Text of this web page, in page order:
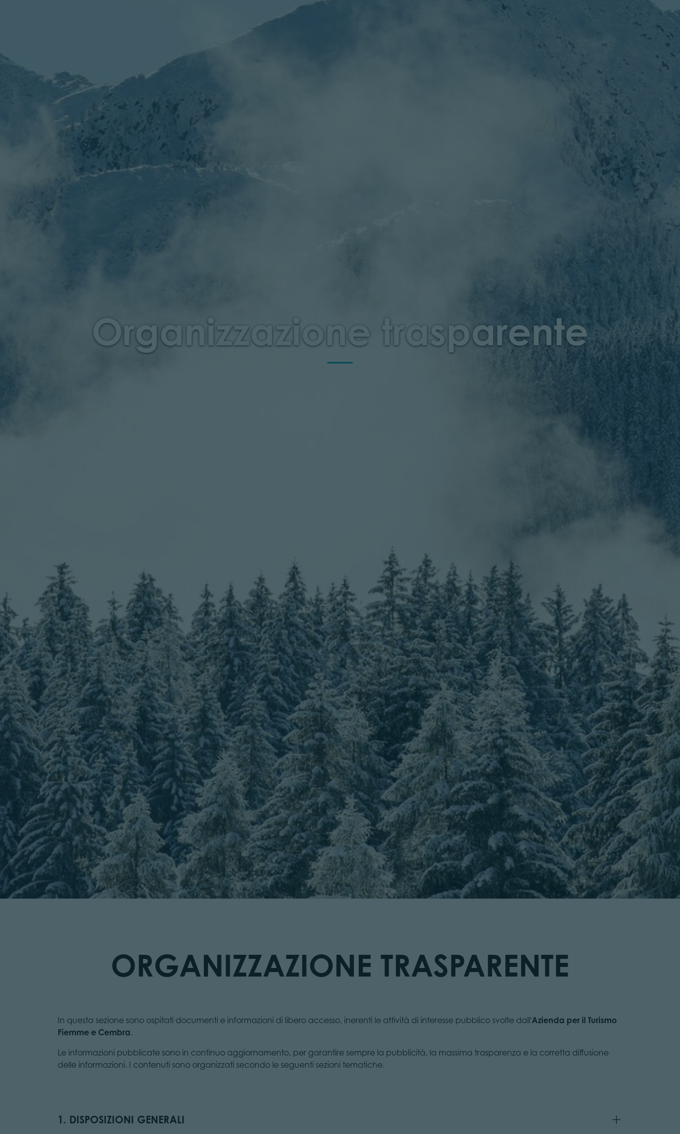
Organizzazione trasparente
ORGANIZZAZIONE TRASPARENTE
In questa sezione sono ospitati documenti e informazioni di libero accesso, inerenti le attività di interesse pubblico svolte dall'Azienda per il Turismo
Fiemme e Cembra.
Le informazioni pubblicate sono in continuo aggiornamento, per garantire sempre la pubblicità, la massima trasparenza e la corretta diffusione
delle informazioni. I contenuti sono organizzati secondo le seguenti sezioni tematiche.
1. DISPOSIZIONI GENERALI